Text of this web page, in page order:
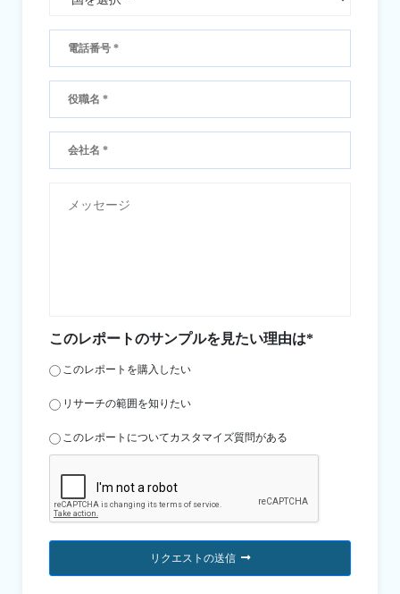
このレポートのサンプルを見たい理由は*
このレポートを購入したい
リサーチの範囲を知りたい
このレポートについてカスタマイズ質問がある
リクエストの送信